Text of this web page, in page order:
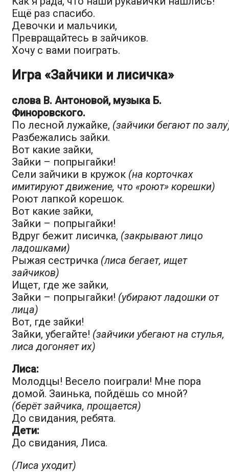
Ещё раз спасибо.
Девочки и мальчики,
Превращайтесь в зайчиков.
Хочу с вами поиграть.
Игра «Зайчики и лисичка»
слова В. Антоновой, музыка Б.
Финоровского.
По лесной лужайке, (зайчики бегают по
Разбежались зайки.
Вот какие зайки,
Зайки – попрыгайки!
Сели зайчики в кружок (на корточках
имитируют движение, что «роют» корешки)
Роют лапкой корешок.
Вот какие зайки,
Зайки – попрыгайки!
Вдруг бежит лисичка, (закрывают лицо
ладошками)
Рыжая сестричка (лиса бегает, ищет
зайчиков)
Ищет, где же зайки,
Зайки – попрыгайки! (убирают ладошки от
лица)
Вот, где зайки!
Зайки, убегайте! (зайчики убегают на стулья,
лиса догоняет их)
Лиса:
Молодцы! Весело поиграли! Мне пора
домой. Заинька, пойдёшь со мной?
(берёт зайчика, прощается)
До свидания, ребята.
Дети:
До свидания, Лиса.
(Лиса уходит)